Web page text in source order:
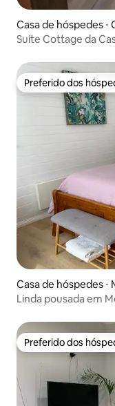
Casa de hóspedes ⋅
Suíte Cottage da
Preferido dos
Preferido dos
Casa de hóspedes ⋅
Linda pousada em
Preferido dos
Preferido dos